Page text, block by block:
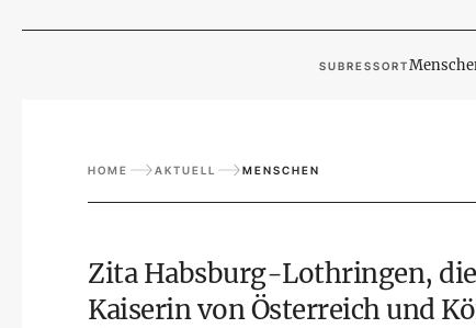
SUBRESSORT
HOME AKTUELL MENSCHEN
Zita Habsburg-Lothringen,
Kaiserin von Österreich und